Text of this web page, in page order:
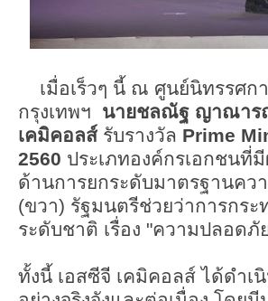
เมื่อเร็วๆ นี้ ณ ศูนย์นิทรรศก
กรุงเทพฯ นายชลณัฐ ญาณา
เคมิคอลส์รับรางวัล Prime
2560 ประเภทองค์กรเอกชนที่
ด้านการยกระดับมาตรฐานค
(ขวา) รัฐมนตรีช่วยว่าการกร
ระดับชาติ เรื่อง "ความปลอดภั
ทั้งนี้ เอสซีจี เคมิคอลส์ ได้ดำ